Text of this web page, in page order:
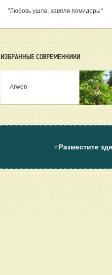
"Любовь ушла, завяли помидоры"
ИЗБРАННЫЕ СОВРЕМЕННИКИ
Arwen
⭐Разместите